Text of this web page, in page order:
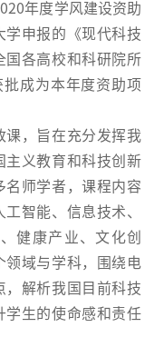
年度学风建设资助
申报的《现代科技
国各高校和科研院所
成为本年度资助项
课，旨在充分发挥我
主义教育和科技创新
名师学者，课程内容
智能、信息技术、
健康产业、文化创
领域与学科，围绕电
，解析我国目前科技
学生的使命感和责任